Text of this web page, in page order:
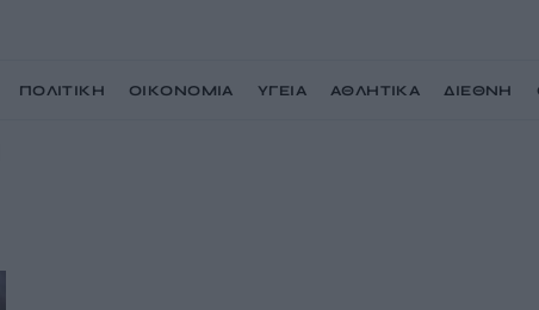
ΠΟΛΙΤΙΚΗ ΟΙΚΟΝΟΜΙΑ ΥΓΕΙΑ ΑΘΛΗΤΙΚΑ ΔΙΕΘΝΗ